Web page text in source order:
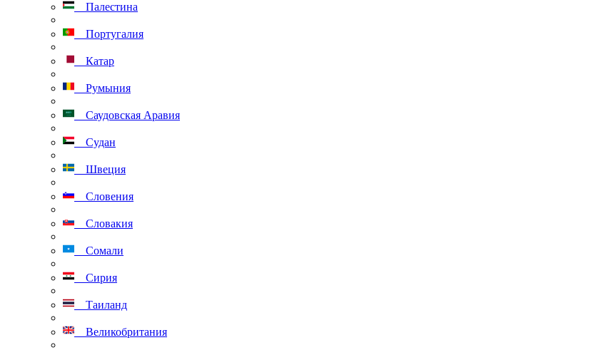
Палестина
Португалия
Катар
Румыния
Саудовская Аравия
Судан
Швеция
Словения
Словакия
Сомали
Сирия
Таиланд
Великобритания